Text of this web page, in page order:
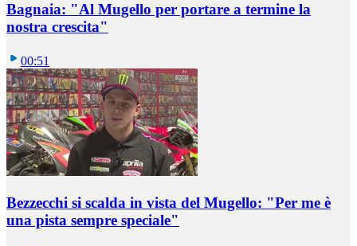
Bagnaia: "Al Mugello per portare a termine la
nostra crescita"
00:51
Bezzecchi si scalda in vista del Mugello: "Per me è
una pista sempre speciale"